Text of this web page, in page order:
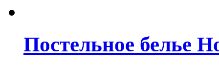
Постельное белье